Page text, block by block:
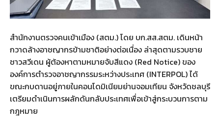
สำนักงานตรวจคนเข้าเมือง (สตม.) โดย บก.สส.สตม. เดินหน้า
กวาดล้างอาชญากรข้ามชาติอย่างต่อเนื่อง ล่าสุดตามรวบชาย
ชาวสวีเดน ผู้ต้องหาตามหมายจับสีแดง (Red Notice) ของ
องค์การตำรวจอาชญากรรมระหว่างประเทศ (INTERPOL) ได้
ขณะกบดานอยู่ภายในคอนโดมิเนียมย่านจอมเทียน จังหวัดชลบุรี
เตรียมดำเนินการผลักดันกลับประเทศเพื่อเข้าสู่กระบวนการตาม
กฎหมาย